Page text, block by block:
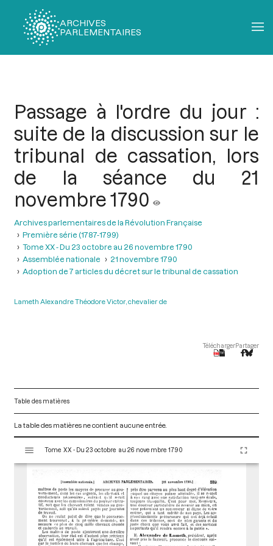
ARCHIVES
PARLEMENTAIRES
Passage à l'ordre du jour :
suite de la discussion sur le
tribunal de cassation, lors
de la séance du 21
novembre 1790
Archives parlementaires de la Révolution Française
Première série (1787-1799)
Tome XX - Du 23 octobre au 26 novembre 1790
Assemblée nationale
21 novembre 1790
Adoption de 7 articles du décret sur le tribunal de cassation
Lameth Alexandre Théodore Victor, chevalier de
TéléchargerPartager
Table des matières
La table des matières ne contient aucune entrée.
s
Tome XX - Du 23 octobre au 26 novembre 1790